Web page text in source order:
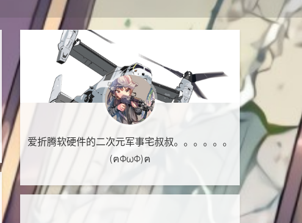
爱折腾软硬件的二次元军事宅叔叔。。。。。。
(ฅΦωΦ)ฅ